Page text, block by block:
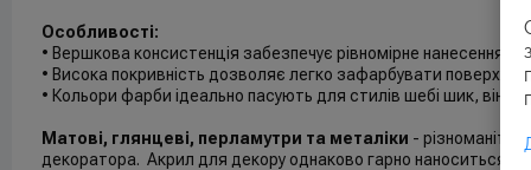
Особливості:
• Вершкова консистенція забезпечує рівномірне нанесення.
• Висока покривність дозволяє легко зафарбувати поверхню.
• Кольори фарби ідеально пасують для стилів шебі шик,
Матові, глянцеві, перламутри та металіки -
декоратора. Акрил для декору однаково гарно наноситься